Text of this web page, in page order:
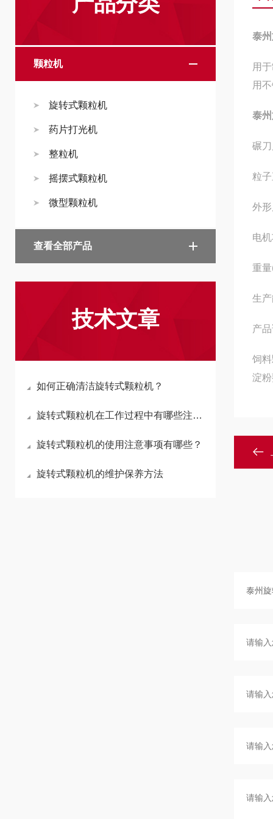
颗粒机
旋转式颗粒机
药片打光机
整粒机
摇摆式颗粒机
微型颗粒机
查看全部产品
技术文章
如何正确清洁旋转式颗粒机？
旋转式颗粒机在工作过程中有哪些注意事项呢
旋转式颗粒机的使用注意事项有哪些？
旋转式颗粒机的维护保养方法
泰
用
用
泰
碾
粒
外
电
重
生
产
饲
淀